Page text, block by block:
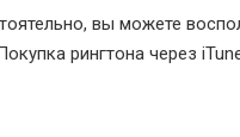
вы можете
рингтона через